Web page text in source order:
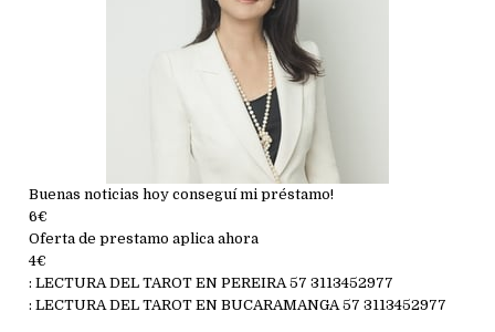
Buenas noticias hoy conseguí mi préstamo!
6€
Oferta de prestamo aplica ahora
4€
: LECTURA DEL TAROT EN PEREIRA 57 3113452977
: LECTURA DEL TAROT EN BUCARAMANGA 57 3113452977